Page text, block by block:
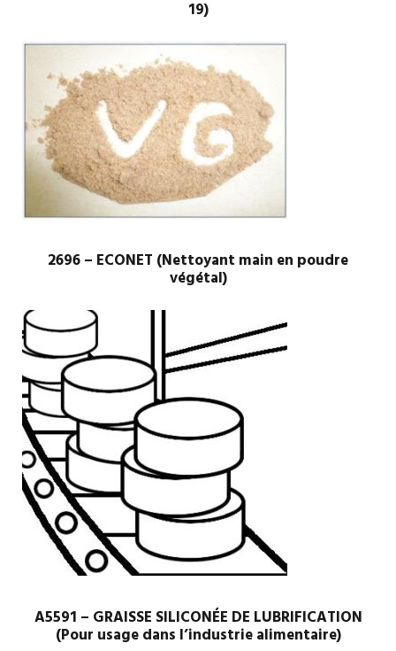
19)
2696 – ECONET (Nettoyant main en poudre
végétal)
A5591 – GRAISSE SILICONÉE DE LUBRIFICATION
(Pour usage dans l’industrie alimentaire)